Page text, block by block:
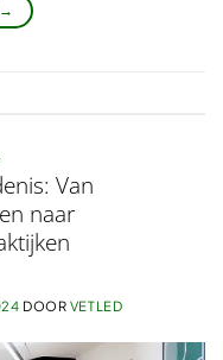
→
Van
naar
DOOR VETLED